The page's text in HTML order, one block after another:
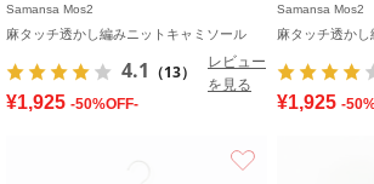
Samansa Mos2
麻タッチ透かし編みニットキャミソール
4.1 （13）
レビュー
を見る
¥1,925 -50%OFF-
Samansa Mos2
麻タッチ透か
¥1,925 -